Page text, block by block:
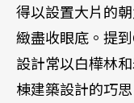
得以設置大片的
緻盡收眼底。提
設計常以白樺林
棟建築設計的巧